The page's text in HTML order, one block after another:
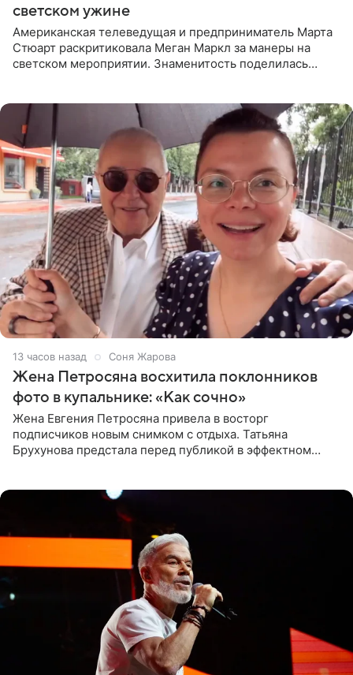
светском ужине
Американская телеведущая и предприниматель Марта
Стюарт раскритиковала Меган Маркл за манеры на
светском мероприятии. Знаменитость поделилась
13 часов назад Соня Жарова
Жена Петросяна восхитила поклонников
фото в купальнике: «Как сочно»
Жена Евгения Петросяна привела в восторг
подписчиков новым снимком с отдыха. Татьяна
Брухунова предстала перед публикой в эффектном